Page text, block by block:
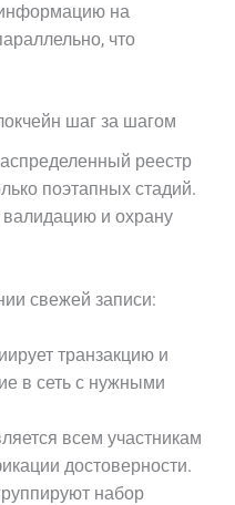
на
что
шаг за шагом
реестр
поэтапных стадий.
валидацию и охрану
свежей записи:
транзакцию и
в сеть с нужными
всем участникам
достоверности.
набор